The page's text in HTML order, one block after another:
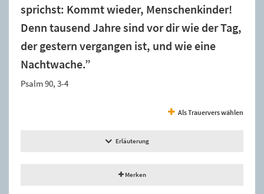
sprichst: Kommt wieder, Menschenkinder!
Denn tausend Jahre sind vor dir wie der Tag,
der gestern vergangen ist, und wie eine
Nachtwache.”
Psalm 90, 3-4
Als Trauervers wählen
Erläuterung
Merken